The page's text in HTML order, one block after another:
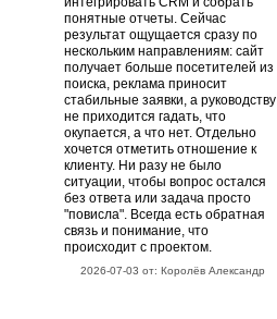
понятные отчеты. Сейчас
результат ощущается сразу по
нескольким направлениям: сайт
получает больше посетителей из
поиска, реклама приносит
стабильные заявки, а руководству
не приходится гадать, что
окупается, а что нет. Отдельно
хочется отметить отношение к
клиенту. Ни разу не было
ситуации, чтобы вопрос остался
без ответа или задача просто
"повисла". Всегда есть обратная
связь и понимание, что
происходит с проектом.
2026-07-03 от: Королёв Александр